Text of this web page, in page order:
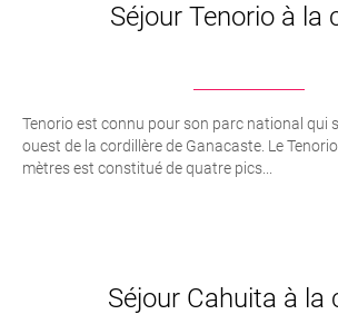
Séjour Tenorio à la
Tenorio est connu pour son parc national qui
ouest de la cordillère de Ganacaste. Le
mètres est constitué de quatre pics...
Séjour Cahuita à la